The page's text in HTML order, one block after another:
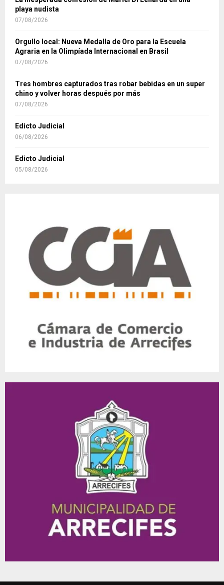
playa nudista
07/08/2026
Orgullo local: Nueva Medalla de Oro para la Escuela
Agraria en la Olimpíada Internacional en Brasil
07/08/2026
Tres hombres capturados tras robar bebidas en un super
chino y volver horas después por más
07/08/2026
Edicto Judicial
06/08/2026
Edicto Judicial
05/08/2026